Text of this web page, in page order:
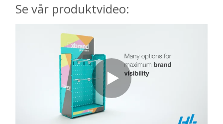
Se vår produktvideo: